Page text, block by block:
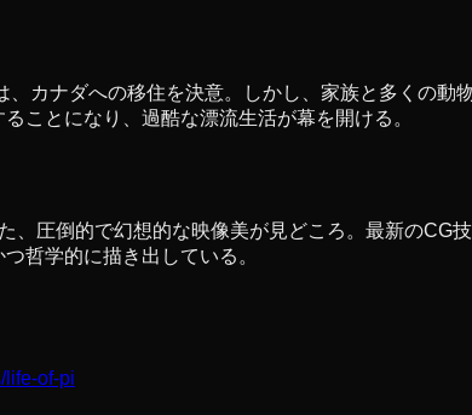
カナダへの移住を決意。しかし、家族と多くの
ことになり、過酷な漂流生活が幕を開ける。
、圧倒的で幻想的な映像美が見どころ。最新の
哲学的に描き出している。
life-of-pi